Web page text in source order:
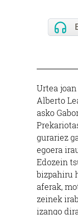
Urtea
Alberto
asko
gurariez
egoera
Edozein
bizpahiru
aferak,
zeinek
izango